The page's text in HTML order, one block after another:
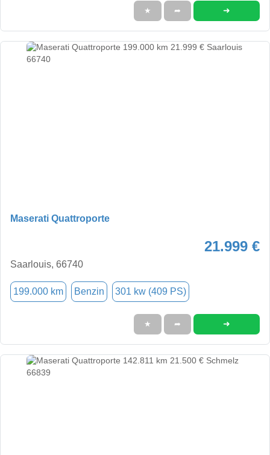
★ ➦ ➜
Maserati Quattroporte
21.999 €
Saarlouis, 66740
199.000 km Benzin 301 kw (409 PS)
★ ➦ ➜